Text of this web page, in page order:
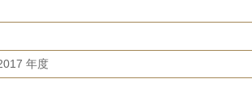
年度